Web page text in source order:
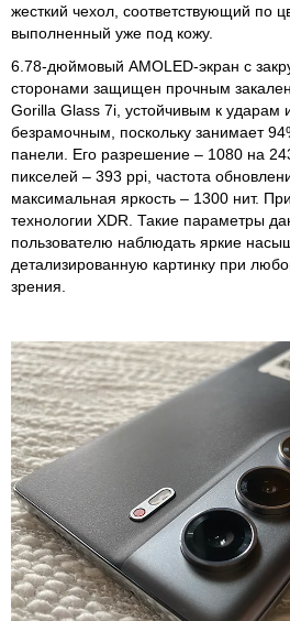
жесткий чехол, соответствующий по
выполненный уже под кожу.
6.78-дюймовый AMOLED-экран с
сторонами защищен прочным
Gorilla Glass 7i, устойчивым к ударам
безрамочным, поскольку занимает
панели. Его разрешение – 1080 на
пикселей – 393 ppi, частота
максимальная яркость – 1300 нит.
технологии XDR. Такие параметры
пользователю наблюдать яркие
детализированную картинку при
зрения.